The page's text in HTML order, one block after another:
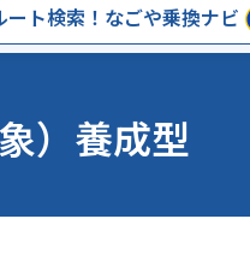
ト検索！ なごや乗換ナビ
）養成型